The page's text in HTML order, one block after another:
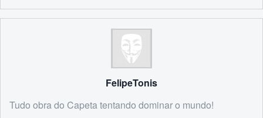
FelipeTonis
Tudo obra do Capeta tentando dominar o mundo!